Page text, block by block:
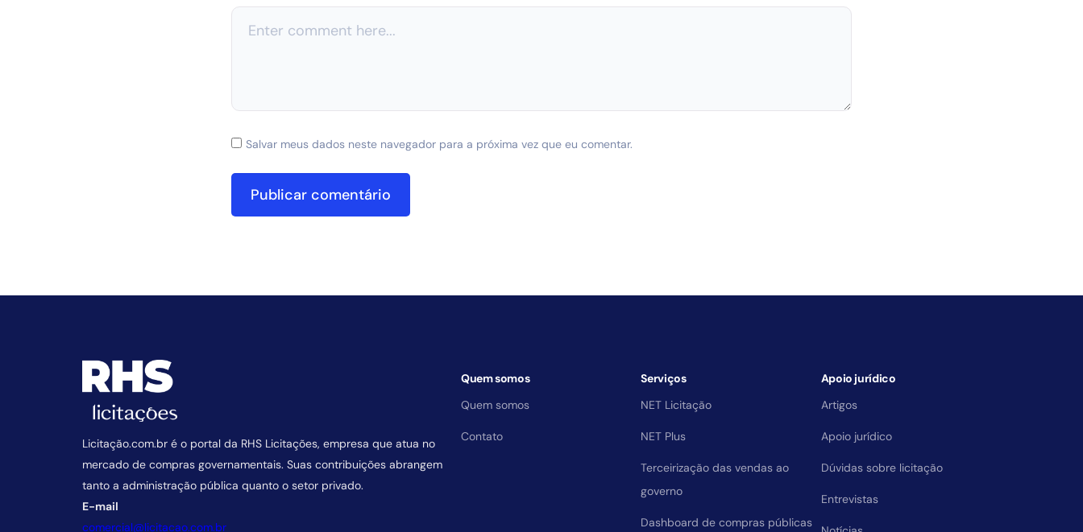
Salvar meus dados neste navegador para a próxima vez que eu comentar.
Licitação.com.br é o portal da RHS Licitações, empresa que atua no
mercado de compras governamentais. Suas contribuições abrangem
tanto a administração pública quanto o setor privado.
E-mail
comercial@licitacao.com.br
Quem somos
Quem somos
Contato
Serviços
NET Licitação
NET Plus
Terceirização das vendas ao
governo
Dashboard de compras públicas
Apoio jurídico
Artigos
Apoio jurídico
Dúvidas sobre licitação
Entrevistas